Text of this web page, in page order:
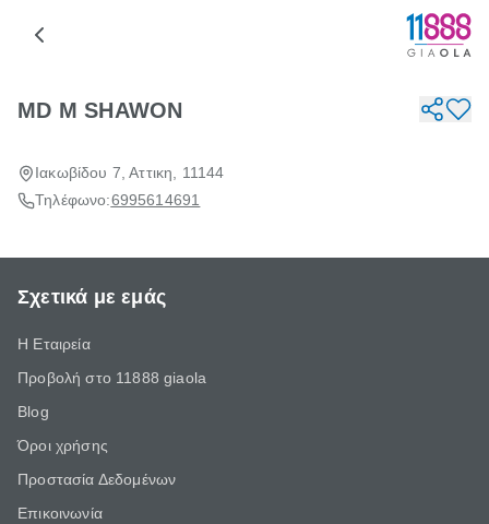
MD M SHAWON
Ιακωβίδου 7, Αττικη, 11144
Τηλέφωνο:6995614691
Σχετικά με εμάς
Η Εταιρεία
Προβολή στο 11888 giaola
Blog
Όροι χρήσης
Προστασία Δεδομένων
Επικοινωνία